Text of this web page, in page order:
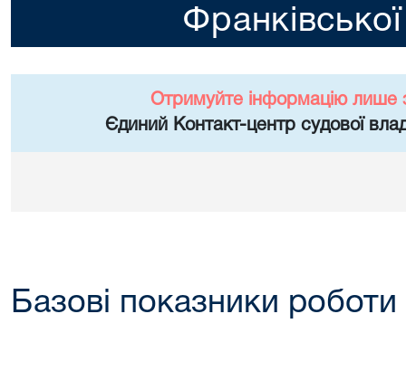
Отримуйте інформацію лише
Єдиний Контакт-центр судової
Базові показники